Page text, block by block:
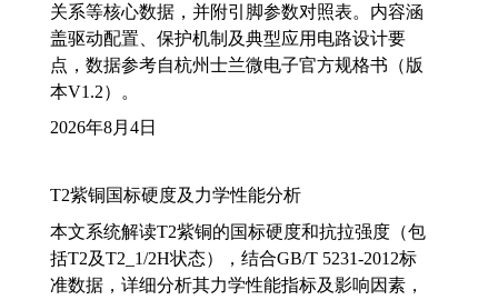
关系等核心数据，并附引脚参数对照表。内容涵
盖驱动配置、保护机制及典型应用电路设计要
点，数据参考自杭州士兰微电子官方规格书（版
本V1.2）。
2026年8月4日
T2紫铜国标硬度及力学性能分析
本文系统解读T2紫铜的国标硬度和抗拉强度（包
括T2及T2_1/2H状态），结合GB/T 5231-2012标
准数据，详细分析其力学性能指标及影响因素，